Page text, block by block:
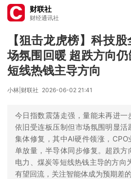
财联社
财经通讯社
【狙击龙虎榜】科技
场氛围回暖 超跌方向
短线热钱主导方向
小林|财联社 2026-06-02 21:41
今日指数震荡走强，量能未再进
依旧受连板压制但市场氛围明显
集体修复，其中AI硬件领涨，
单放量，半导体同步修复。超跌方
电力、煤炭等短线热钱主导的方向
有望回流，关注智能体成为预期差的